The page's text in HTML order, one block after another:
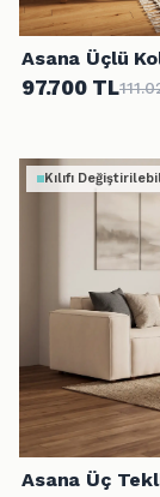
Asana Üçlü
97.700 TL
Kılıfı
Asana Üç